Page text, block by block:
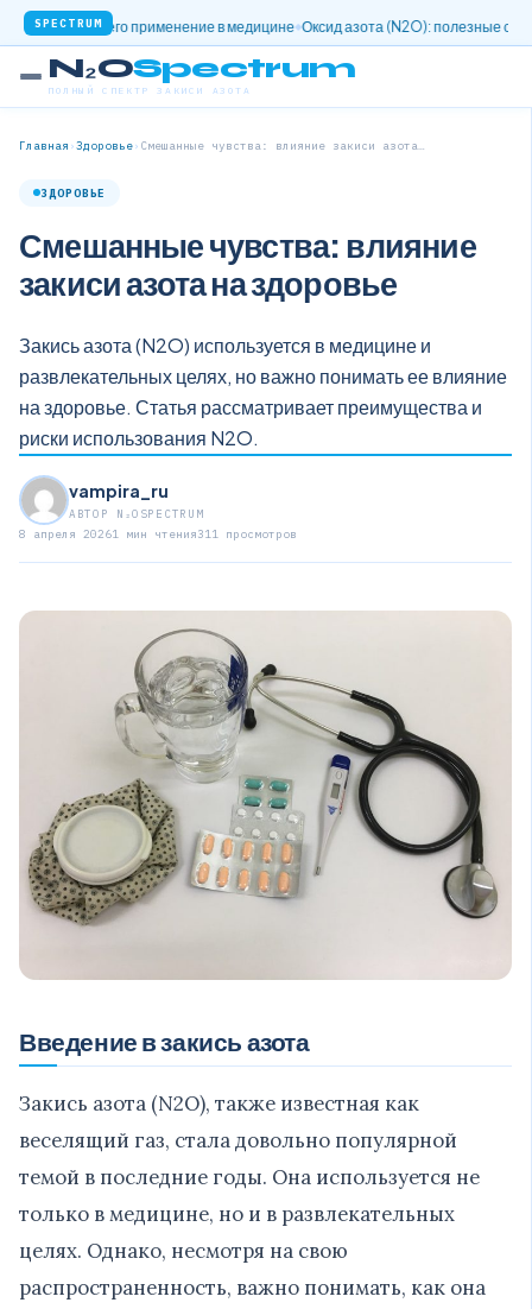
SPECTRUM
и его применение в медицине Оксид азота (N2O): полезные свойства
N₂OSpectrum
ПОЛНЫЙ СПЕКТР ЗАКИСИ АЗОТА
Главная ›Здоровье› Смешанные чувства: влияние закиси азота…
ЗДОРОВЬЕ
Смешанные чувства: влияние
закиси азота на здоровье
Закись азота (N2O) используется в медицине и
развлекательных целях, но важно понимать ее влияние
на здоровье. Статья рассматривает преимущества и
риски использования N2O.
vampira_ru
АВТОР N₂OSPECTRUM
8 апреля 20261 мин чтения311 просмотров
Введение в закись азота
Закись азота (N2O), также известная как
веселящий газ, стала довольно популярной
темой в последние годы. Она используется не
только в медицине, но и в развлекательных
целях. Однако, несмотря на свою
распространенность, важно понимать, как она